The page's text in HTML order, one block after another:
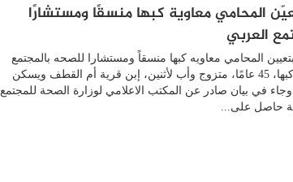
المحامي معاوية كبها منسقًا ومستشارًا
العربي
المحامي معاويه كبها منسقاً ومستشارا للصحه بالمجتمع
العربي. ومعاويه كبها، 45 عامًا، متزوج وأب لأثنين، إبن قرية أم القطف ويسكن
في بيان صادر عن المكتب الاعلامي لوزارة الصحة للمجتمع
حاصل على...